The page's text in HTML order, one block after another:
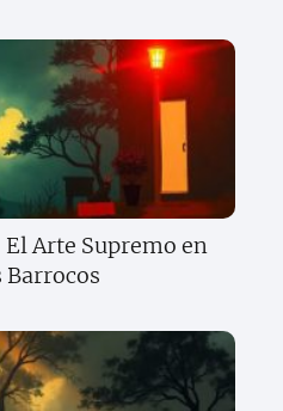
Arte Supremo en
Barrocos